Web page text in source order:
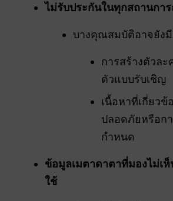
ไม่รับประกันในทุกสถานกา
บางคุณสมบัติอาจยังมี
การสร้างตัวละ
ตัวแบบรับเชิญ
เนื้อหาที่เกี่ยวข้
ปลอดภัยหรือก
กำหนด
ข้อมูลเมตาดาตาที่มองไม่เ
ใช้